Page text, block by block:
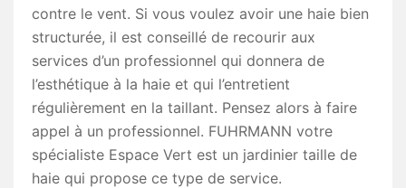
contre le vent. Si vous voulez avoir une haie bien
structurée, il est conseillé de recourir aux
services d’un professionnel qui donnera de
l’esthétique à la haie et qui l’entretient
régulièrement en la taillant. Pensez alors à faire
appel à un professionnel. FUHRMANN votre
spécialiste Espace Vert est un jardinier taille de
haie qui propose ce type de service.